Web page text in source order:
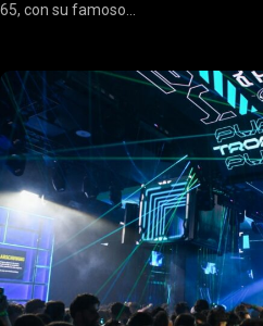
65, con su famoso...